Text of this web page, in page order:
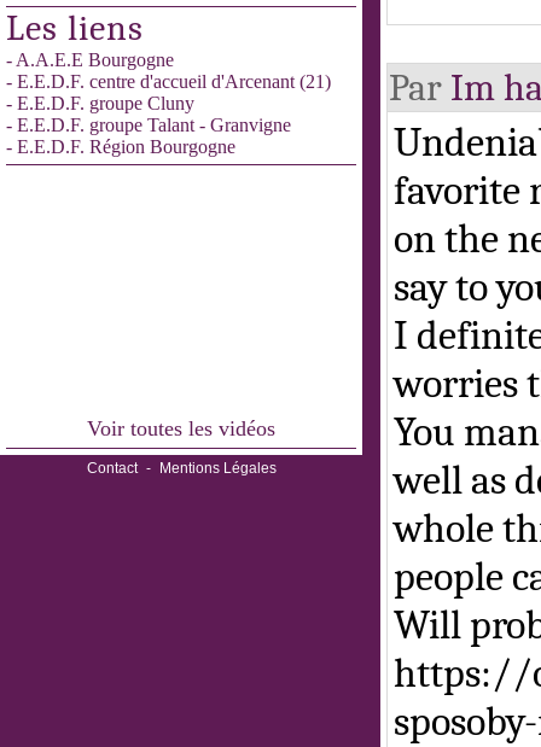
Les liens
- A.A.E.E Bourgogne
- E.E.D.F. centre d'accueil d'Arcenant (21)
- E.E.D.F. groupe Cluny
- E.E.D.F. groupe Talant - Granvigne
- E.E.D.F. Région Bourgogne
Voir toutes les vidéos
Contact - Mentions Légales
Par Im
favorite
on the
say to
I
worries
You
well as
whole
people
Will
https://